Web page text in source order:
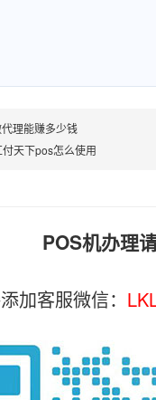
理能赚多少钱
天下pos怎么使用
POS机办理
加客服微信：